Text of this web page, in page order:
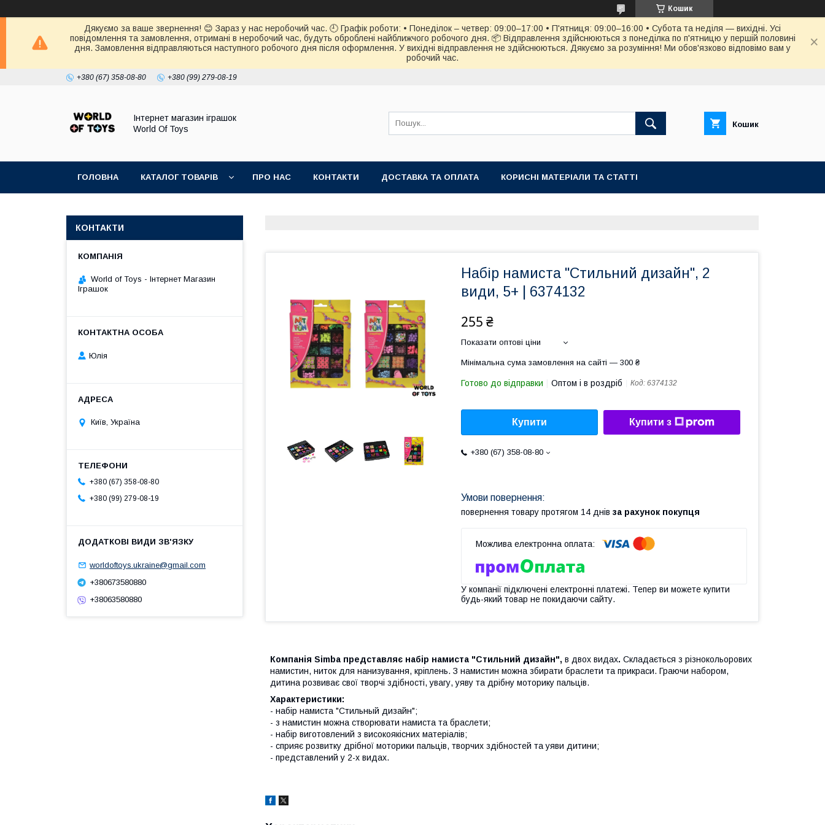
Кошик
Дякуємо за ваше звернення! 😊 Зараз у нас неробочий час. 🕘 Графік роботи: • Понеділок – четвер: 09:00–17:00 • П'ятниця: 09:00–16:00 • Субота та неділя — вихідні. Усі
повідомлення та замовлення, отримані в неробочий час, будуть оброблені найближчого робочого дня. 📦 Відправлення здійснюються з понеділка по п'ятницю у першій половині
дня. Замовлення відправляються наступного робочого дня після оформлення. У вихідні відправлення не здійснюються. Дякуємо за розуміння! Ми обов'язково відповімо вам у
робочий час.
+380 (67) 358-08-80 +380 (99) 279-08-19
Інтернет магазин іграшок
World Of Toys
Кошик
ГОЛОВНА КАТАЛОГ ТОВАРІВ ПРО НАС КОНТАКТИ ДОСТАВКА ТА ОПЛАТА КОРИСНІ МАТЕРІАЛИ ТА СТАТТІ
Набір намиста "Стильний дизайн", 2
види, 5+ | 6374132
255 ₴
Показати оптові ціни
Мінімальна сума замовлення на сайті — 300 ₴
Готово до відправки Оптом і в роздріб Код: 6374132
Купити Купити з
+380 (67) 358-08-80
повернення товару протягом 14 днів за рахунок покупця
У компанії підключені електронні платежі. Тепер ви можете купити
будь-який товар не покидаючи сайту.
Компанія Simba представляє набір намиста "Стильний дизайн", в двох видах. Складається з різнокольорових
намистин, ниток для нанизування, кріплень. З намистин можна збирати браслети та прикраси. Граючи набором,
дитина розвиває свої творчі здібності, увагу, уяву та дрібну моторику пальців.
Характеристики:
- набір намиста "Стильный дизайн";
- з намистин можна створювати намиста та браслети;
- набір виготовлений з високоякісних матеріалів;
- сприяє розвитку дрібної моторики пальців, творчих здібностей та уяви дитини;
- представлений у 2-х видах.
КОНТАКТИ
World of Toys - Інтернет Магазин
Іграшок
Юлія
Київ, Україна
+380 (67) 358-08-80
+380 (99) 279-08-19
worldoftoys.ukraine@gmail.com
+380673580880
+38063580880